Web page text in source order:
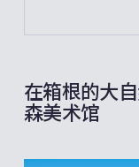
在箱根的大
森美术馆